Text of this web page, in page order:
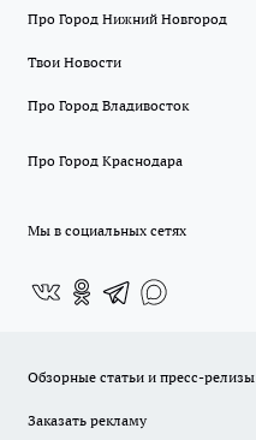
Про Город Нижний Новгород
Твои Новости
Про Город Владивосток
Про Город Краснодара
Мы в социальных сетях
Обзорные статьи и пресс-релизы
Заказать рекламу